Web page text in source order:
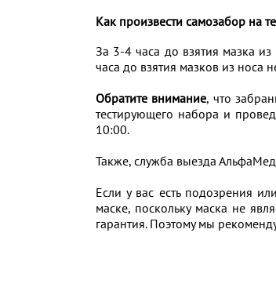
Как произвести самозабор на
За 3-4 часа до взятия мазка из
часа до взятия мазков из носа
Обратите внимание, что
тестирующего набора и
10:00.
Также, cлужба выезда
Если у вас есть подозрения
маске, поскольку маска не
гарантия. Поэтому мы